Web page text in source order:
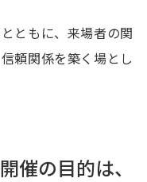
ともに、来場者の関
頼関係を築く場とし
催の目的は、